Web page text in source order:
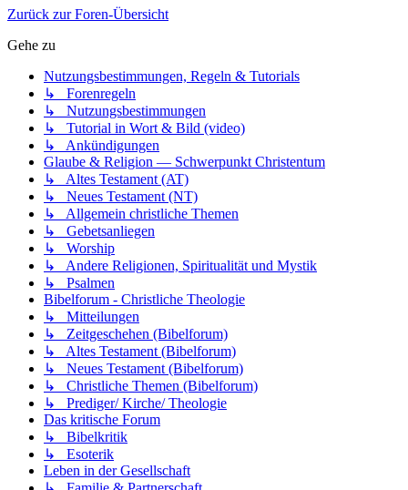
Zurück zur Foren-Übersicht
Gehe zu
Nutzungsbestimmungen, Regeln & Tutorials
↳ Forenregeln
↳ Nutzungsbestimmungen
↳ Tutorial in Wort & Bild (video)
↳ Ankündigungen
Glaube & Religion — Schwerpunkt Christentum
↳ Altes Testament (AT)
↳ Neues Testament (NT)
↳ Allgemein christliche Themen
↳ Gebetsanliegen
↳ Worship
↳ Andere Religionen, Spiritualität und Mystik
↳ Psalmen
Bibelforum - Christliche Theologie
↳ Mitteilungen
↳ Zeitgeschehen (Bibelforum)
↳ Altes Testament (Bibelforum)
↳ Neues Testament (Bibelforum)
↳ Christliche Themen (Bibelforum)
↳ Prediger/ Kirche/ Theologie
Das kritische Forum
↳ Bibelkritik
↳ Esoterik
Leben in der Gesellschaft